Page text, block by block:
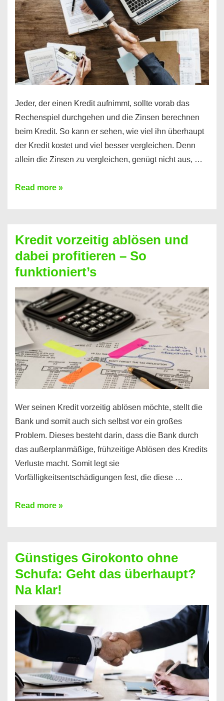
Jeder, der einen Kredit aufnimmt, sollte vorab das
Rechenspiel durchgehen und die Zinsen berechnen
beim Kredit. So kann er sehen, wie viel ihn überhaupt
der Kredit kostet und viel besser vergleichen. Denn
allein die Zinsen zu vergleichen, genügt nicht aus, …
Ganz
Kredit
berechnen
–
Mit
diesen
Regeln!
Read more »
Kredit vorzeitig ablösen und
dabei profitieren – So
funktioniert’s
Wer seinen Kredit vorzeitig ablösen möchte, stellt die
Bank und somit auch sich selbst vor ein großes
Problem. Dieses besteht darin, dass die Bank durch
das außerplanmäßige, frühzeitige Ablösen des Kredits
Verluste macht. Somit legt sie
Vorfälligkeitsentschädigungen fest, die diese …
Kredit
dabei
profitieren
–
So
funktioniert’s
Read more »
Günstiges Girokonto ohne
Schufa: Geht das überhaupt?
Na klar!